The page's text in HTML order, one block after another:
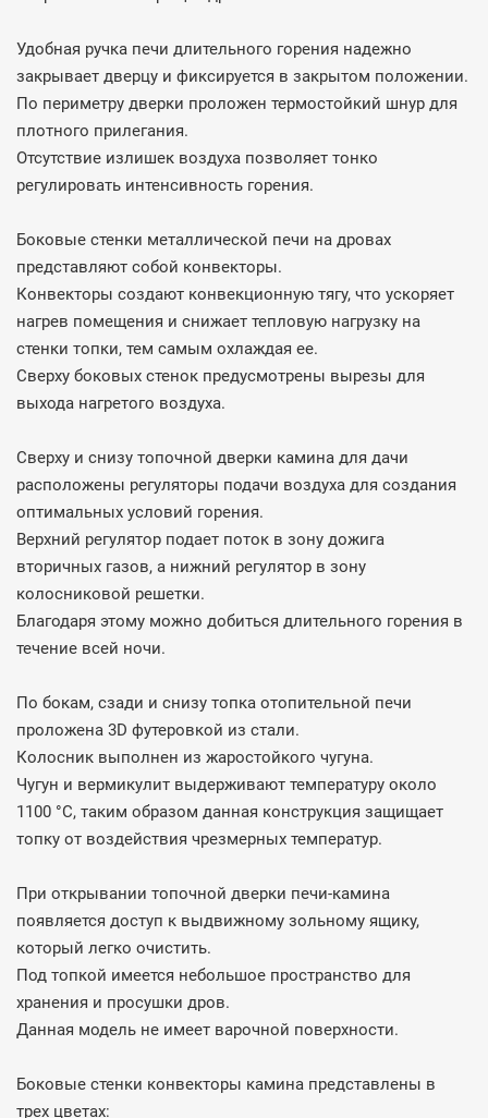
Удобная ручка печи длительного горения надежно
закрывает дверцу и фиксируется в закрытом положении.
По периметру дверки проложен термостойкий шнур для
плотного прилегания.
Отсутствие излишек воздуха позволяет тонко
регулировать интенсивность горения.
Боковые стенки металлической печи на дровах
представляют собой конвекторы.
Конвекторы создают конвекционную тягу, что ускоряет
нагрев помещения и снижает тепловую нагрузку на
стенки топки, тем самым охлаждая ее.
Сверху боковых стенок предусмотрены вырезы для
выхода нагретого воздуха.
Сверху и снизу топочной дверки камина для дачи
расположены регуляторы подачи воздуха для создания
оптимальных условий горения.
Верхний регулятор подает поток в зону дожига
вторичных газов, а нижний регулятор в зону
колосниковой решетки.
Благодаря этому можно добиться длительного горения в
течение всей ночи.
По бокам, сзади и снизу топка отопительной печи
проложена 3D футеровкой из стали.
Колосник выполнен из жаростойкого чугуна.
Чугун и вермикулит выдерживают температуру около
1100 °С, таким образом данная конструкция защищает
топку от воздействия чрезмерных температур.
При открывании топочной дверки печи-камина
появляется доступ к выдвижному зольному ящику,
который легко очистить.
Под топкой имеется небольшое пространство для
хранения и просушки дров.
Данная модель не имеет варочной поверхности.
Боковые стенки конвекторы камина представлены в
трех цветах: